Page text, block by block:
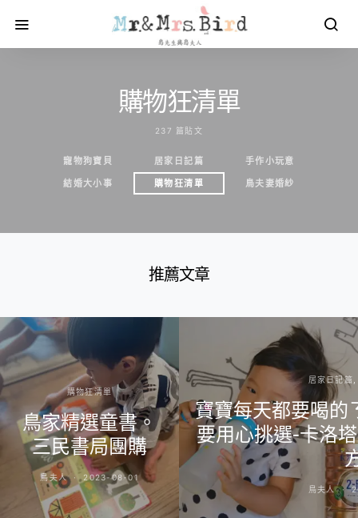
購物狂清單
237 篇貼文
寵物狗寶貝 居家日記篇
手作小玩意
結婚大小事
購物狂清單 鳥夫妻婚紗
推薦文章
購物狂清單
鳥家精選童書。
三民書局團購
鳥夫人 2023-08-01
居家日記篇
寶寶每天都要喝的
要用心挑選-卡洛
鳥夫人